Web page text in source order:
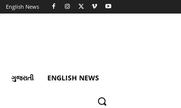
English News
ગુજરાતી ENGLISH NEWS